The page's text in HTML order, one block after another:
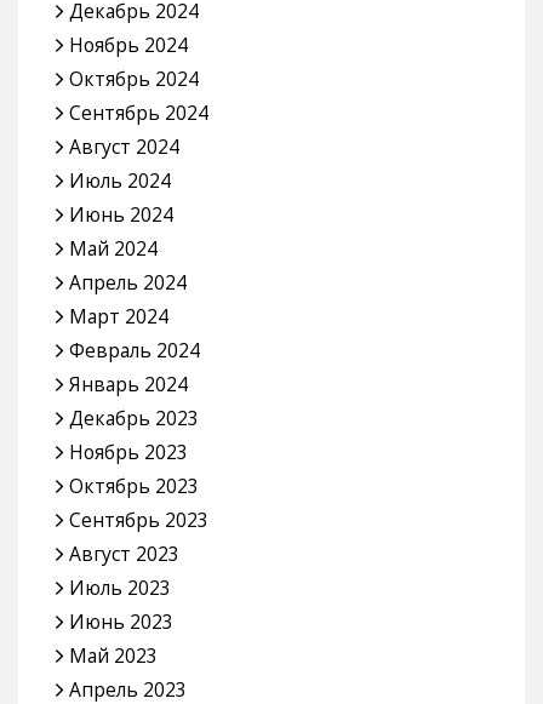
Декабрь 2024
Ноябрь 2024
Октябрь 2024
Сентябрь 2024
Август 2024
Июль 2024
Июнь 2024
Май 2024
Апрель 2024
Март 2024
Февраль 2024
Январь 2024
Декабрь 2023
Ноябрь 2023
Октябрь 2023
Сентябрь 2023
Август 2023
Июль 2023
Июнь 2023
Май 2023
Апрель 2023